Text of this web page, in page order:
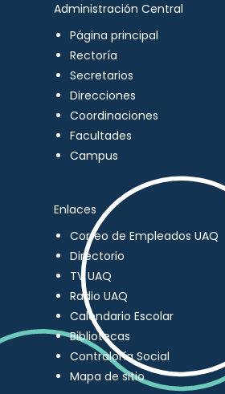
Administración Central
Página principal
Rectoría
Secretarios
Direcciones
Coordinaciones
Facultades
Campus
Enlaces
Correo de Empleados UAQ
Directorio
TV UAQ
Radio UAQ
Calendario Escolar
Bibliotecas
Contraloría Social
Mapa de sitio